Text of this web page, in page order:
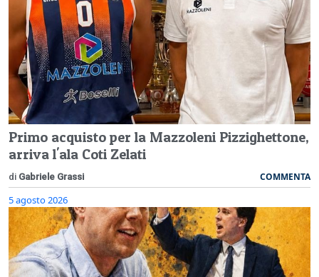
Primo acquisto per la Mazzoleni Pizzighettone,
arriva l'ala Coti Zelati
di Gabriele Grassi COMMENTA
5 agosto 2026